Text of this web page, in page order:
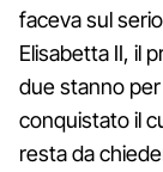
faceva sul
Elisabetta II, il
due stanno
conquistato il
resta da